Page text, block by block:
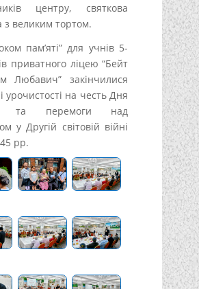
центру, святкова
з великим тортом.
пам’яті” для учнів 5-
приватного ліцею “Бейт
Любавич” закінчилися
урочистості на честь Дня
та перемоги над
у Другій світовій війні
рр.